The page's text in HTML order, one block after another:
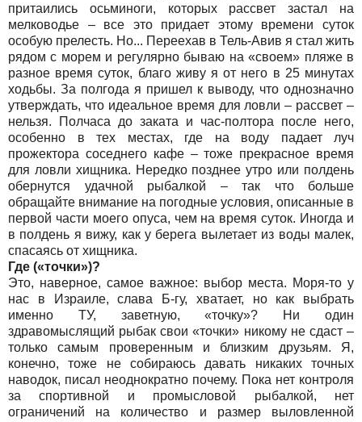
притаились осьминоги, которых рассвет застал на
мелководье – все это придает этому времени суток
особую прелесть. Но... Переехав в Тель-Авив я стал жить
рядом с морем и регулярно бываю на «своем» пляже в
разное время суток, благо живу я от него в 25 минутах
ходьбы. За полгода я пришел к выводу, что однозначно
утверждать, что идеальное время для ловли – рассвет –
нельзя. Полчаса до заката и час-полтора после него,
особенно в тех местах, где на воду падает луч
прожектора соседнего кафе – тоже прекрасное время
для ловли хищника. Нередко позднее утро или полдень
обернутся удачной рыбалкой – так что больше
обращайте внимание на погодные условия, описанные в
первой части моего опуса, чем на время суток. Иногда и
в полдень я вижу, как у берега вылетает из воды малек,
спасаясь от хищника.
Где («точки»)?
Это, наверное, самое важное: выбор места. Моря-то у
нас в Израиле, слава Б-гу, хватает, но как выбрать
именно ТУ, заветную, «точку»? Ни один
здравомыслящий рыбак свои «точки» никому не сдаст –
только самым проверенным и близким друзьям. Я,
конечно, тоже не собираюсь давать никаких точных
наводок, писал неоднократно почему. Пока нет контроля
за спортивной и промысловой рыбалкой, нет
ограничений на количество и размер выловленной